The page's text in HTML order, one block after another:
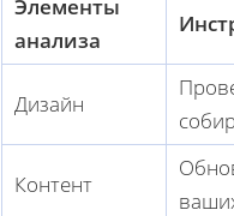
Элементы
анализа
Дизайн
Контент